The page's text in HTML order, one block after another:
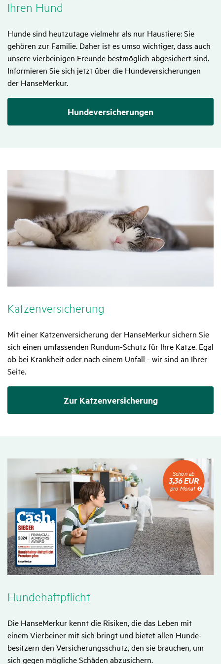
Ihren Hund
Hunde sind heutzutage vielmehr als nur Haustiere: Sie
gehören zur Familie. Daher ist es umso wichtiger, dass auch
unsere vierbeinigen Freunde bestmöglich abgesichert sind.
Informieren Sie sich jetzt über die Hundeversicherungen
der HanseMerkur.
Hundeversicherungen
Katzen­ver­si­che­rung
Mit einer Katzenversicherung der HanseMerkur sichern Sie
sich einen umfassenden Rundum-Schutz für Ihre Katze. Egal
ob bei Krankheit oder nach einem Unfall - wir sind an Ihrer
Seite.
Zur Katzenversicherung
Hunde­haft­pflicht­
Die HanseMerkur kennt die Risiken, die das Leben mit
einem Vierbeiner mit sich bringt und bietet allen Hunde­
besitzern den Versicherungs­schutz, den sie brauchen, um
sich gegen mögliche Schäden abzusichern.
Schon
ab
3,36
EUR
pro
Monat
Schon ab
3,36 EUR
pro Monat